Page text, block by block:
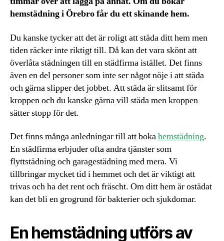
hemstädning i Örebro får du ett skinande hem.
Du kanske tycker att det är roligt att städa ditt hem men
tiden räcker inte riktigt till. Då kan det vara skönt att
överlåta städningen till en städfirma istället. Det finns
även en del personer som inte ser något nöje i att städa
och gärna slipper det jobbet. Att städa är slitsamt för
kroppen och du kanske gärna vill städa men kroppen
sätter stopp för det.
Det finns många anledningar till att bokahemstädning.
En städfirma erbjuder ofta andra tjänster som
flyttstädning och garagestädning med mera. Vi
tillbringar mycket tid i hemmet och det är viktigt att
trivas och ha det rent och fräscht. Om ditt hem är ostädat
kan det bli en grogrund för bakterier och sjukdomar.
En hemstädning utförs av